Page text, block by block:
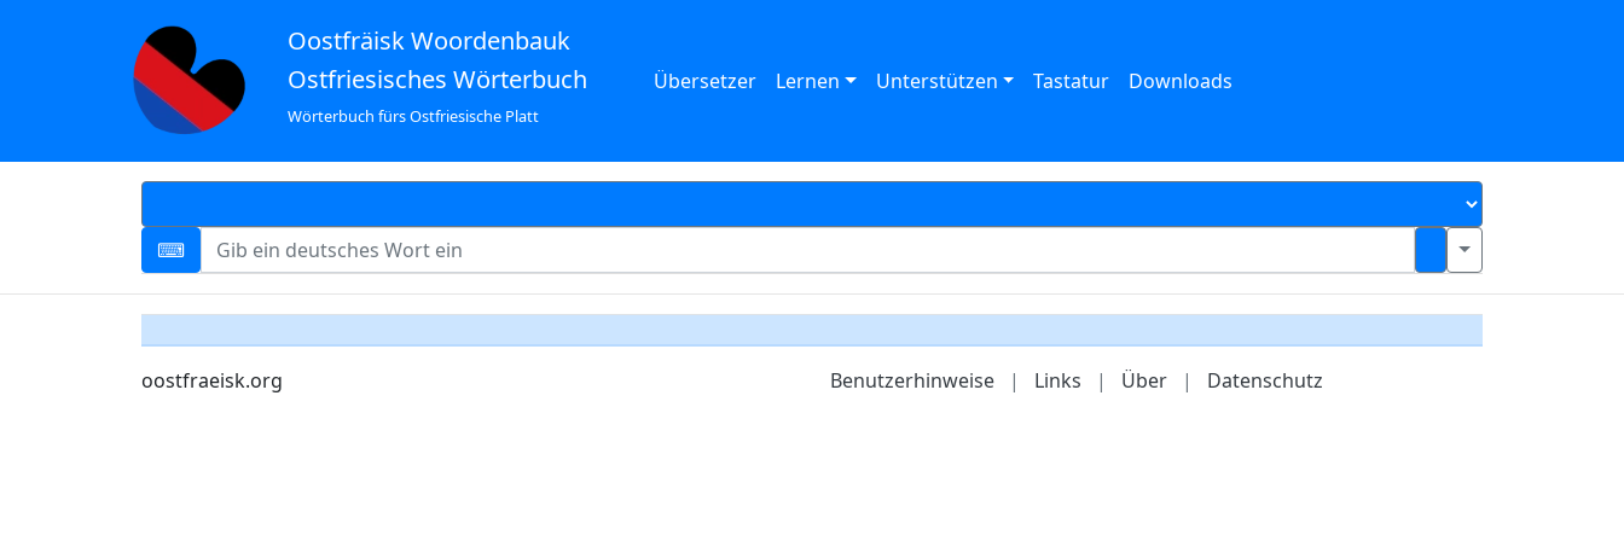
Oostfräisk Woordenbauk
Ostfriesisches Wörterbuch
Wörterbuch fürs Ostfriesische Platt
Übersetzer Lernen Unterstützen Tastatur Downloads
oostfraeisk.org Benutzerhinweise | Links | Über | Datenschutz